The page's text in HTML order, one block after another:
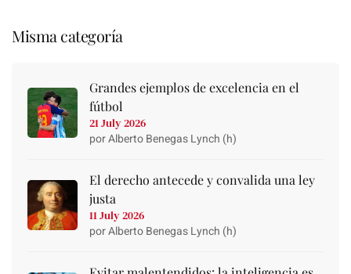
Misma categoría
Grandes ejemplos de excelencia en el
fútbol
21 July 2026
por Alberto Benegas Lynch (h)
El derecho antecede y convalida una ley
justa
11 July 2026
por Alberto Benegas Lynch (h)